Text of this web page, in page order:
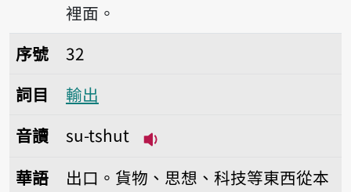
裡面。
序號32輸出
序號
32
詞目
輸出
音讀
su-tshut
華語
出口。貨物、思想、科技等東西從本